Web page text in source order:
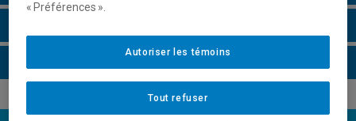
« Préférences ».
Tout refuser
Autoriser les témoins